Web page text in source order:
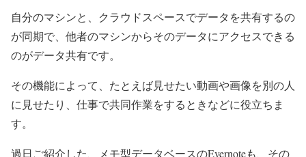
自分のマシンと、クラウドスペースでデータを共有するの
が同期で、他者のマシンからそのデータにアクセスできる
のがデータ共有です。
その機能によって、たとえば見せたい動画や画像を別の人
に見せたり、仕事で共同作業をするときなどに役立ちま
す。
過日ご紹介した、メモ型データベースのEvernoteも、その